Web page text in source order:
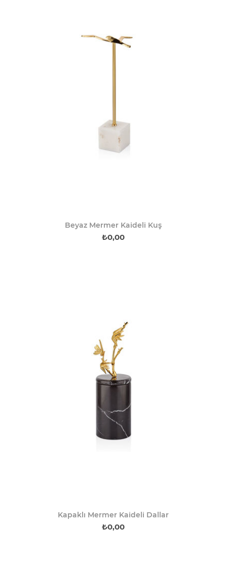
Beyaz Mermer Kaideli Kuş
₺0,00
Kapaklı Mermer Kaideli Dallar
₺0,00